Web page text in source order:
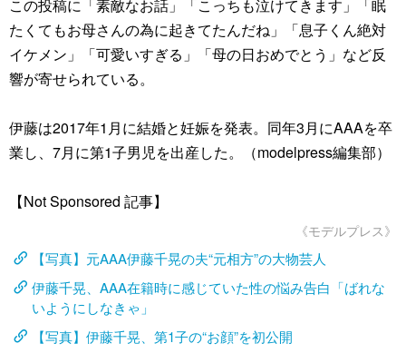
この投稿に「素敵なお話」「こっちも泣けてきます」「眠
たくてもお母さんの為に起きてたんだね」「息子くん絶対
イケメン」「可愛いすぎる」「母の日おめでとう」など反
響が寄せられている。
伊藤は2017年1月に結婚と妊娠を発表。同年3月にAAAを卒
業し、7月に第1子男児を出産した。（modelpress編集部）
【Not Sponsored 記事】
《モデルプレス》
【写真】元AAA伊藤千晃の夫“元相方”の大物芸人
伊藤千晃、AAA在籍時に感じていた性の悩み告白「ばれな
いようにしなきゃ」
【写真】伊藤千晃、第1子の“お顔”を初公開